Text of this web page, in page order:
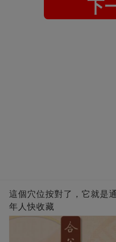
下
這個穴位按對了，它就是
年人快收藏